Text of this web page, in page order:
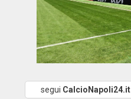
segui CalcioNapoli24.it